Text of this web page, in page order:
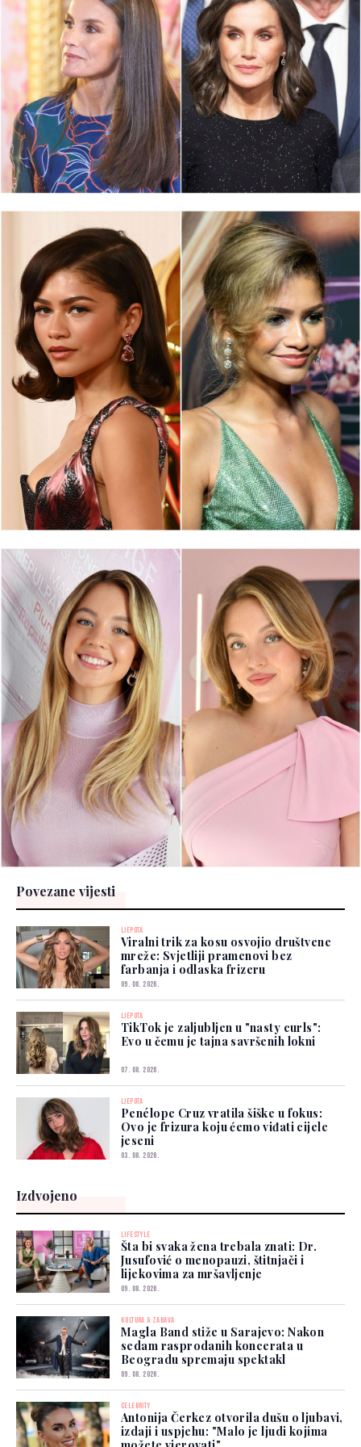
Povezane vijesti
LJEPOTA
Viralni trik za kosu osvojio društvene
mreže: Svjetliji pramenovi bez
farbanja i odlaska frizeru
09. 08. 2026.
LJEPOTA
TikTok je zaljubljen u "nasty curls":
Evo u čemu je tajna savršenih lokni
07. 08. 2026.
LJEPOTA
Penélope Cruz vratila šiške u fokus:
Ovo je frizura koju ćemo viđati cijele
jeseni
03. 08. 2026.
Izdvojeno
LIFESTYLE
Šta bi svaka žena trebala znati: Dr.
Jusufović o menopauzi, štitnjači i
lijekovima za mršavljenje
09. 08. 2026.
KULTURA & ZABAVA
Magla Band stiže u Sarajevo: Nakon
sedam rasprodanih koncerata u
Beogradu spremaju spektakl
09. 08. 2026.
CELEBRITY
Antonija Čerkez otvorila dušu o ljubavi,
izdaji i uspjehu: "Malo je ljudi kojima